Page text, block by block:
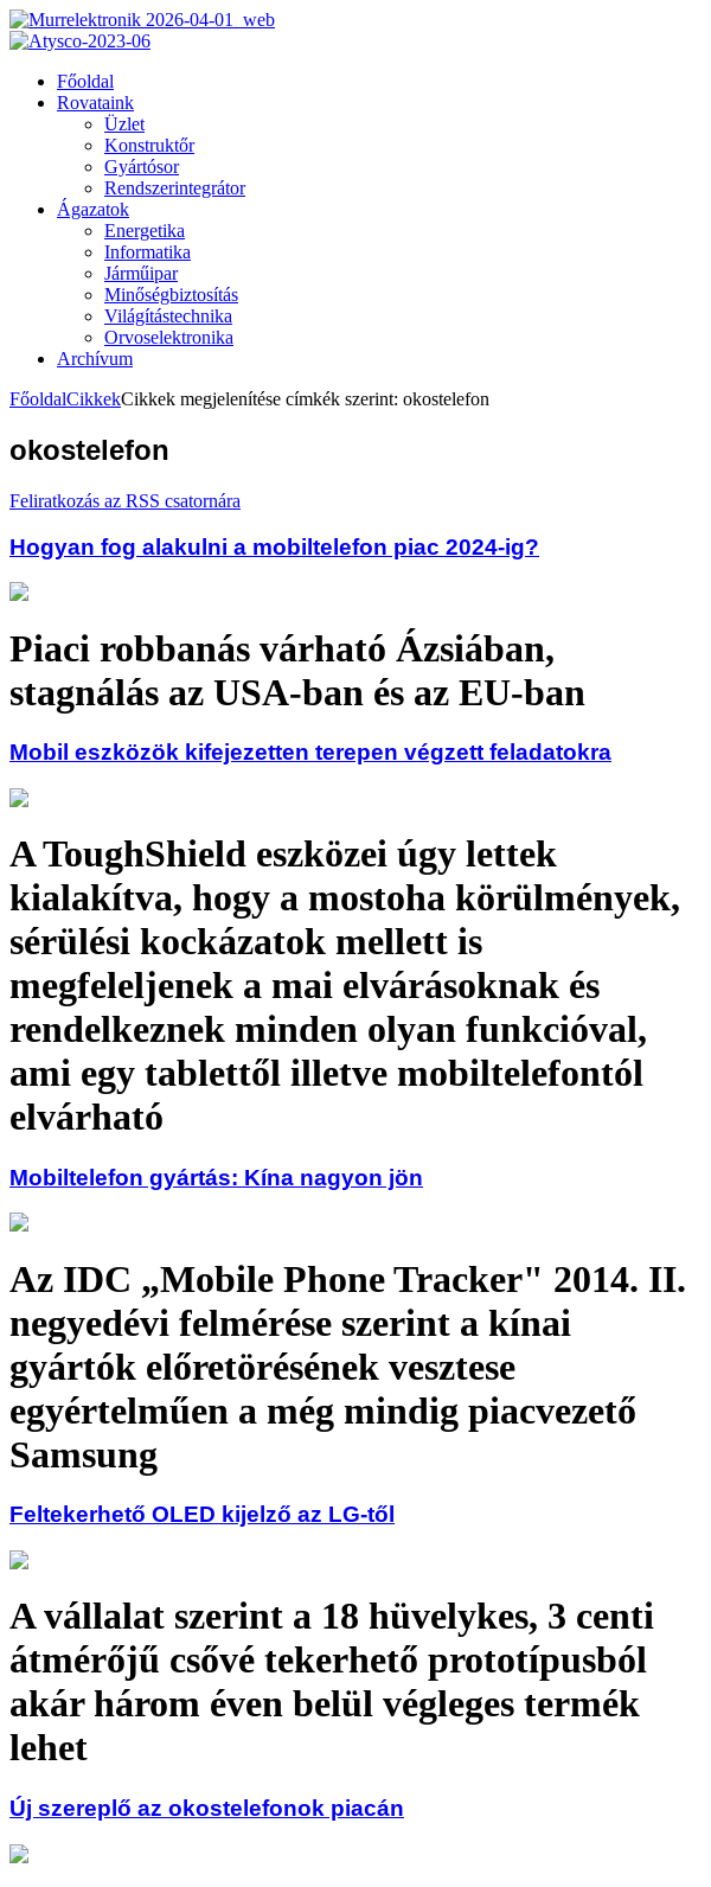
Főoldal
Rovataink
Üzlet
Konstruktőr
Gyártósor
Rendszerintegrátor
Ágazatok
Energetika
Informatika
Járműipar
Minőségbiztosítás
Világítástechnika
Orvoselektronika
Archívum
FőoldalCikkekCikkek megjelenítése címkék szerint: okostelefon
okostelefon
Feliratkozás az RSS csatornára
Hogyan fog alakulni a mobiltelefon piac 2024-ig?
Piaci robbanás várható Ázsiában,
stagnálás az USA-ban és az EU-ban
Mobil eszközök kifejezetten terepen végzett feladatokra
A ToughShield eszközei úgy lettek
kialakítva, hogy a mostoha körülmények,
sérülési kockázatok mellett is
megfeleljenek a mai elvárásoknak és
rendelkeznek minden olyan funkcióval,
ami egy tablettől illetve mobiltelefontól
elvárható
Mobiltelefon gyártás: Kína nagyon jön
Az IDC „Mobile Phone Tracker" 2014. II.
negyedévi felmérése szerint a kínai
gyártók előretörésének vesztese
egyértelműen a még mindig piacvezető
Samsung
Feltekerhető OLED kijelző az LG-től
A vállalat szerint a 18 hüvelykes, 3 centi
átmérőjű csővé tekerhető prototípusból
akár három éven belül végleges termék
lehet
Új szereplő az okostelefonok piacán